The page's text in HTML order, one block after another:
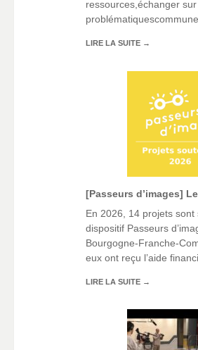
ressources,échanger
LIRE LA SUITE →
[Passeurs d’images]
En 2026, 14 projets sont
dispositif Passeurs
Bourgogne-Franche-
eux ont reçu l’aide
LIRE LA SUITE →